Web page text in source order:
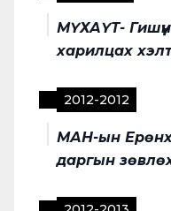
МҮХАҮТ-
харилцах
2012-2012
МАН-ын
даргын